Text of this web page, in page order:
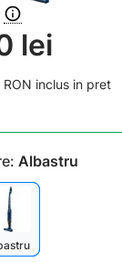
lei
RON inclus in pret
Albastru